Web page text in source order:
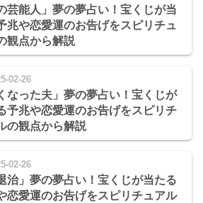
芸能人」夢の夢占い！宝くじが当
兆や恋愛運のお告げをスピリチュ
観点から解説
02-26
なった夫」夢の夢占い！宝くじが
予兆や恋愛運のお告げをスピリチ
の観点から解説
02-26
治」夢の夢占い！宝くじが当たる
恋愛運のお告げをスピリチュアル